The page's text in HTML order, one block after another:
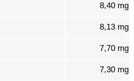
8,40 mg
8,13 mg
7,70 mg
7,30 mg